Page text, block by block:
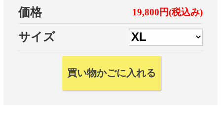
価格 19,800円(税込み)
サイズ